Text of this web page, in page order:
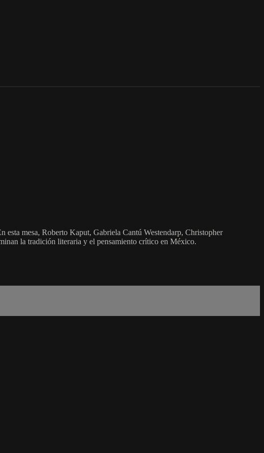
mesa, Roberto Kaput, Gabriela Cantú Westendarp, Christopher
la tradición literaria y el pensamiento crítico en México.